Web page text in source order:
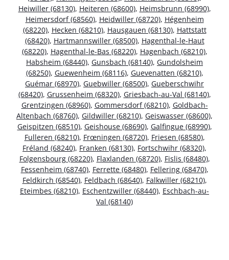
Heiwiller (68130), Heiteren (68600), Heimsbrunn (68990),
Heimersdorf (68560), Heidwiller (68720), Hégenheim
(68220), Hecken (68210), Hausgauen (68130), Hattstatt
(68420), Hartmannswiller (68500), Hagenthal-le-Haut
(68220), Hagenthal-le-Bas (68220), Hagenbach (68210),
Habsheim (68440), Gunsbach (68140), Gundolsheim
(68250), Guewenheim (68116), Guevenatten (68210),
Guémar (68970), Guebwiller (68500), Gueberschwihr
(68420), Grussenheim (68320), Griesbach-au-Val (68140),
Grentzingen (68960), Gommersdorf (68210), Goldbach-
Altenbach (68760), Gildwiller (68210), Geiswasser (68600),
Geispitzen (68510), Geishouse (68690), Galfingue (68990),
Fulleren (68210), Frœningen (68720), Friesen (68580),
Fréland (68240), Franken (68130), Fortschwihr (68320),
Folgensbourg (68220), Flaxlanden (68720), Fislis (68480),
Fessenheim (68740), Ferrette (68480), Fellering (68470),
Feldkirch (68540), Feldbach (68640), Falkwiller (68210),
Eteimbes (68210), Eschentzwiller (68440), Eschbach-au-
Val (68140)